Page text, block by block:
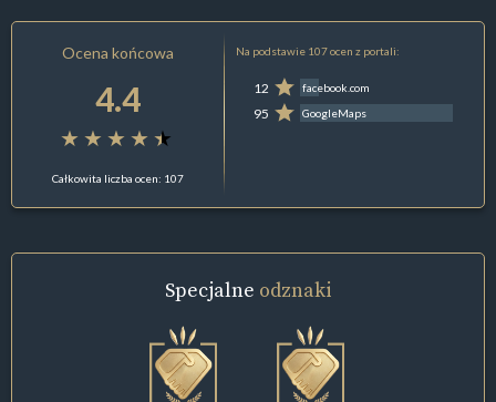
Ocena końcowa
4.4
Całkowita liczba ocen: 107
Na podstawie 107 ocen z portali:
12 facebook.com
95 GoogleMaps
Specjalne odznaki